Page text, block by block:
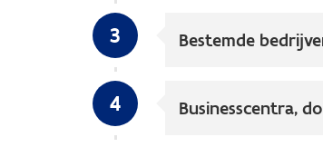
3 Bestemde
4 Businesscentra,